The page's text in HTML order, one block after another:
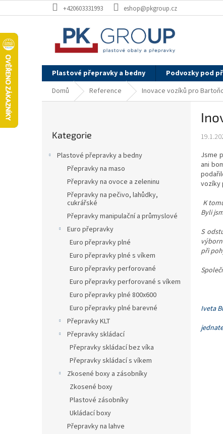
na
+420603331993 eshop@pkgroup.cz
Plastové přepravky a bedny Podvozky pod
Domů
Reference Inovace vozíků pro
kategorie
Kategorie
Plastové přepravky a bedny
Přepravky na maso
Přepravky na ovoce a zeleninu
Přepravky na pečivo, lahůdky,
cukrářské
Přepravky manipulační a průmyslové
Euro přepravky
Euro přepravky plné
Euro přepravky plné s víkem
Euro přepravky perforované
Euro přepravky perforované s víkem
Euro přepravky plné 800x600
Euro přepravky plné barevné
Přepravky KLT
Přepravky skládací
Přepravky skládací bez víka
Přepravky skládací s víkem
Zkosené boxy a zásobníky
Zkosené boxy
Plastové zásobníky
Ukládací boxy
Přepravky na lahve
Jsme
ani
vozíky
K
Byli
S
při
Iveta